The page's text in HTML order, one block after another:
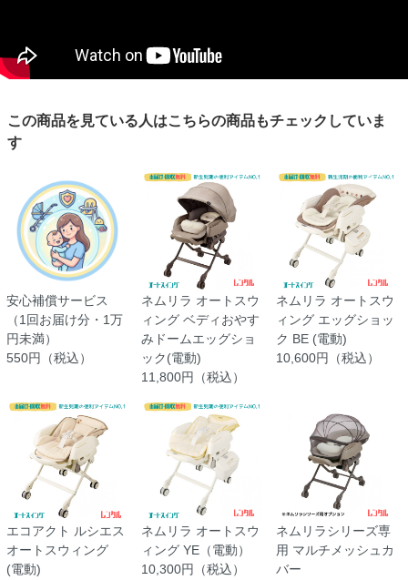
この商品を見ている人はこちらの商品もチェックしていま
す
安心補償サービス
（1回お届け分・1万
円未満）
550円（税込）
ネムリラ オートスウ
ィング ベディおやす
みドームエッグショ
ック(電動)
11,800円（税込）
ネムリラ オートスウ
ィング エッグショッ
ク BE (電動)
10,600円（税込）
エコアクト ルシエス
オートスウィング
(電動)
ネムリラ オートスウ
ィング YE（電動）
10,300円（税込）
ネムリラシリーズ専
用 マルチメッシュカ
バー